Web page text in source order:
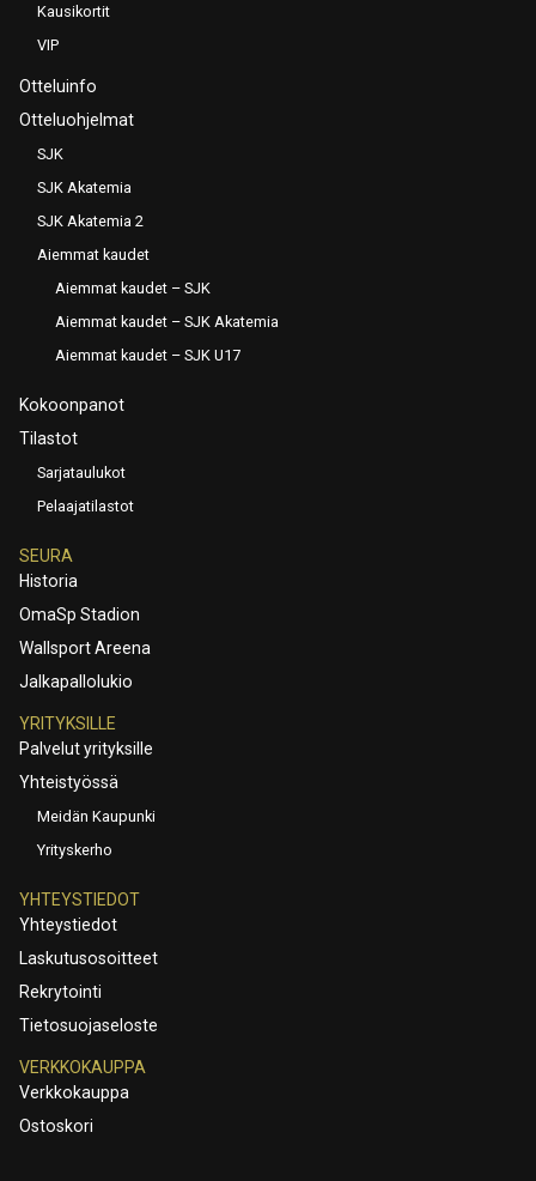
Kausikortit
VIP
Otteluinfo
Otteluohjelmat
SJK
SJK Akatemia
SJK Akatemia 2
Aiemmat kaudet
Aiemmat kaudet – SJK
Aiemmat kaudet – SJK Akatemia
Aiemmat kaudet – SJK U17
Kokoonpanot
Tilastot
Sarjataulukot
Pelaajatilastot
SEURA
Historia
OmaSp Stadion
Wallsport Areena
Jalkapallolukio
YRITYKSILLE
Palvelut yrityksille
Yhteistyössä
Meidän Kaupunki
Yrityskerho
YHTEYSTIEDOT
Yhteystiedot
Laskutusosoitteet
Rekrytointi
Tietosuojaseloste
VERKKOKAUPPA
Verkkokauppa
Ostoskori